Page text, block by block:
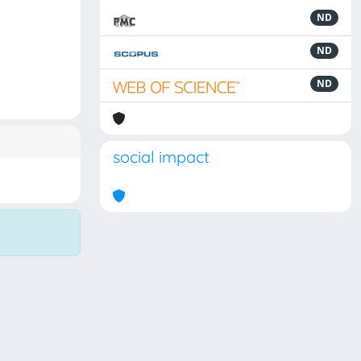
ND
ND
ND
social impact